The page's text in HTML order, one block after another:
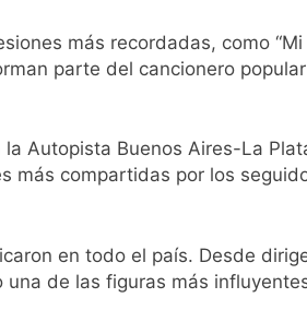
y llega una ola de frío con
Milei
Hernán Ocampo, tras la difusión de
pedido del peronismo de girar el
más recordadas, como “Mi
parte del cancionero
Autopista Buenos Aires-La
más compartidas por los
en todo el país. Desde
de las figuras más